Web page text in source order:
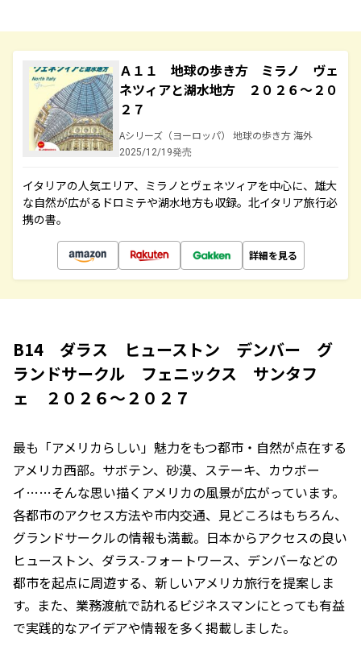
Ａ１１ 地球の歩き方 ミラノ ヴェ
ネツィアと湖水地方 ２０２６～２０
２７
Aシリーズ（ヨーロッパ） 地球の歩き方 海外
2025/12/19発売
イタリアの人気エリア、ミラノとヴェネツィアを中心に、雄大
な自然が広がるドロミテや湖水地方も収録。北イタリア旅行必
携の書。
詳細を見る
B14 ダラス ヒューストン デンバー グ
ランドサークル フェニックス サンタフ
ェ ２０２６～２０２７
最も「アメリカらしい」魅力をもつ都市・自然が点在する
アメリカ西部。サボテン、砂漠、ステーキ、カウボー
イ……そんな思い描くアメリカの風景が広がっています。
各都市のアクセス方法や市内交通、見どころはもちろん、
グランドサークルの情報も満載。日本からアクセスの良い
ヒューストン、ダラス-フォートワース、デンバーなどの
都市を起点に周遊する、新しいアメリカ旅行を提案しま
す。また、業務渡航で訪れるビジネスマンにとっても有益
で実践的なアイデアや情報を多く掲載しました。